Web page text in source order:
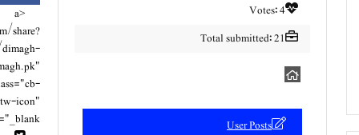
Votes: 4
Total submitted: 21
User Posts
<a
share?
"
tw-icon"